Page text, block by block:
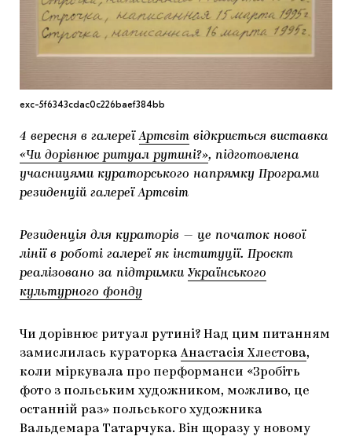
МАРІУПОЛЬСЬКІ МАРГІНАЛІЇ
ДОСЛІДНИЦЬКА ПЛАТФОРМА
CARPATHIAN CULT ПРО РІЗДВЯНІ СВЯТА
exc-5f6343cdac0c226baef384bb
4 вересня в галереїАртсвіт відкриється виставка
«Чи дорівнює ритуал рутині?», підготовлена
учасницями кураторського напрямку Програми
резиденцій галереї Артсвіт
Резиденція для кураторів — це початок нової
лінії в роботі галереї як інституції. Проєкт
реалізовано за підтримки Українського
культурного фонду
Чи дорівнює ритуал рутині? Над цим питанням
замислилась кураторкаАнастасія Хлестова,
коли міркувала про перформанси «Зробіть
фото з польським художником, можливо, це
останній раз» польського художника
Вальдемара Татарчука. Він щоразу у новому